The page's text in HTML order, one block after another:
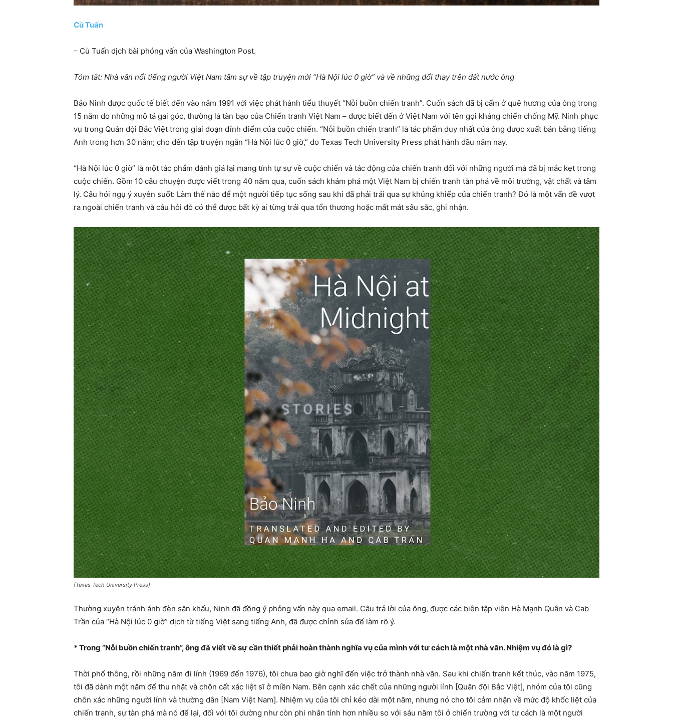
Cù Tuấn
– Cù Tuấn dịch bài phỏng vấn của Washington Post.
Tóm tắt: Nhà văn nổi tiếng người Việt Nam tâm sự về tập truyện mới “Hà Nội lúc 0 giờ” và về những đổi thay trên đất nước ông
Bảo Ninh được quốc tế biết đến vào năm 1991 với việc phát hành tiểu thuyết “Nỗi buồn chiến tranh”. Cuốn sách đã bị cấm ở quê hương của ông trong
15 năm do những mô tả gai góc, thường là tàn bạo của Chiến tranh Việt Nam – được biết đến ở Việt Nam với tên gọi kháng chiến chống Mỹ. Ninh phục
vụ trong Quân đội Bắc Việt trong giai đoạn đỉnh điểm của cuộc chiến. “Nỗi buồn chiến tranh” là tác phẩm duy nhất của ông được xuất bản bằng tiếng
Anh trong hơn 30 năm; cho đến tập truyện ngắn “Hà Nội lúc 0 giờ,” do Texas Tech University Press phát hành đầu năm nay.
“Hà Nội lúc 0 giờ” là một tác phẩm đánh giá lại mang tính tự sự về cuộc chiến và tác động của chiến tranh đối với những người mà đã bị mắc kẹt trong
cuộc chiến. Gồm 10 câu chuyện được viết trong 40 năm qua, cuốn sách khám phá một Việt Nam bị chiến tranh tàn phá về môi trường, vật chất và tâm
lý. Câu hỏi ngụ ý xuyên suốt: Làm thế nào để một người tiếp tục sống sau khi đã phải trải qua sự khủng khiếp của chiến tranh? Đó là một vấn đề vượt
ra ngoài chiến tranh và câu hỏi đó có thể được bất kỳ ai từng trải qua tổn thương hoặc mất mát sâu sắc, ghi nhận.
(Texas Tech University Press)
Thường xuyên tránh ánh đèn sân khấu, Ninh đã đồng ý phỏng vấn này qua email. Câu trả lời của ông, được các biên tập viên Hà Mạnh Quân và Cab
Trần của “Hà Nội lúc 0 giờ” dịch từ tiếng Việt sang tiếng Anh, đã được chỉnh sửa để làm rõ ý.
* Trong “Nỗi buồn chiến tranh”, ông đã viết về sự cần thiết phải hoàn thành nghĩa vụ của mình với tư cách là một nhà văn. Nhiệm vụ đó là gì?
Thời phổ thông, rồi những năm đi lính (1969 đến 1976), tôi chưa bao giờ nghĩ đến việc trở thành nhà văn. Sau khi chiến tranh kết thúc, vào năm 1975,
tôi đã dành một năm để thu nhặt và chôn cất xác liệt sĩ ở miền Nam. Bên cạnh xác chết của những người lính [Quân đội Bắc Việt], nhóm của tôi cũng
chôn xác những người lính và thường dân [Nam Việt Nam]. Nhiệm vụ của tôi chỉ kéo dài một năm, nhưng nó cho tôi cảm nhận về mức độ khốc liệt của
chiến tranh, sự tàn phá mà nó để lại, đối với tôi dường như còn phi nhân tính hơn nhiều so với sáu năm tôi ở chiến trường với tư cách là một người